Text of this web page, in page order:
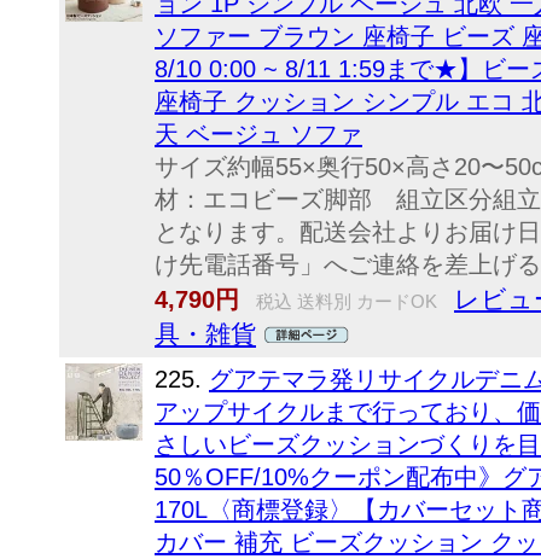
ソファー ブラウン 座椅子 ビーズ
8/10 0:00 ~ 8/11 1:59まで★】ビー
座椅子 クッション シンプル エコ
天 ベージュ ソファ
サイズ約幅55×奥行50×高さ20〜
材：エコビーズ脚部 組立区分組
となります。配送会社よりお届け
け先電話番号」へご連絡を差上げ
4,790円
税込 送料別 カードOK
レビュ
具・雑貨
225. グアテマラ発リサイクルデニ
アップサイクルまで行っており、
さしいビーズクッションづくりを
50％OFF/10%クーポン配布中》グ
170L〈商標登録〉【カバーセット
カバー 補充 ビーズクッション ク